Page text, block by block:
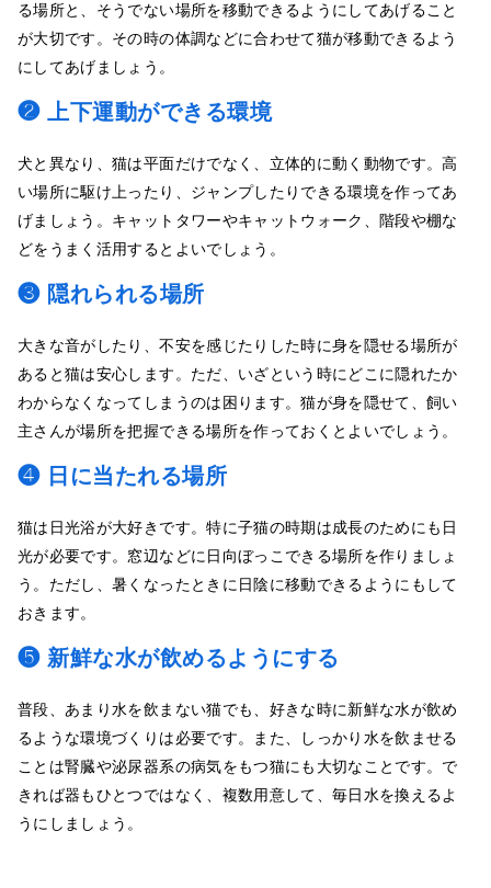
る場所と、そうでない場所を移動できるようにしてあげること
が大切です。その時の体調などに合わせて猫が移動できるよう
にしてあげましょう。
❷ 上下運動ができる環境
犬と異なり、猫は平面だけでなく、立体的に動く動物です。高
い場所に駆け上ったり、ジャンプしたりできる環境を作ってあ
げましょう。キャットタワーやキャットウォーク、階段や棚な
どをうまく活用するとよいでしょう。
❸ 隠れられる場所
大きな音がしたり、不安を感じたりした時に身を隠せる場所が
あると猫は安心します。ただ、いざという時にどこに隠れたか
わからなくなってしまうのは困ります。猫が身を隠せて、飼い
主さんが場所を把握できる場所を作っておくとよいでしょう。
❹ 日に当たれる場所
猫は日光浴が大好きです。特に子猫の時期は成長のためにも日
光が必要です。窓辺などに日向ぼっこできる場所を作りましょ
う。ただし、暑くなったときに日陰に移動できるようにもして
おきます。
❺ 新鮮な水が飲めるようにする
普段、あまり水を飲まない猫でも、好きな時に新鮮な水が飲め
るような環境づくりは必要です。また、しっかり水を飲ませる
ことは腎臓や泌尿器系の病気をもつ猫にも大切なことです。で
きれば器もひとつではなく、複数用意して、毎日水を換えるよ
うにしましょう。